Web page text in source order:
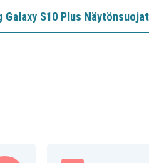
Galaxy S10 Plus Näytönsuojat